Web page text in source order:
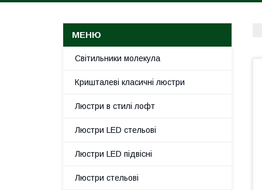
Світильники молекула
Кришталеві класичні люстри
Люстри в стилі лофт
Люстри LED стельові
Люстри LED підвісні
Люстри стельові